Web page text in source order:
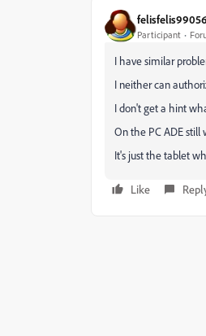
Participant
I have similar
I neither can
I don't get a hint
On the PC ADE still
It's just the tablet
Like